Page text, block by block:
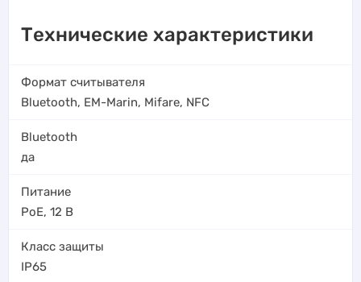
Технические характеристики
Формат считывателя
Bluetooth, EM-Marin, Mifare, NFC
Bluetooth
да
Питание
PoE, 12 В
Класс защиты
IP65